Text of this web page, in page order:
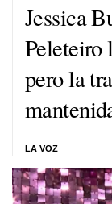
Jessica
Peleteiro
pero la
LA VOZ